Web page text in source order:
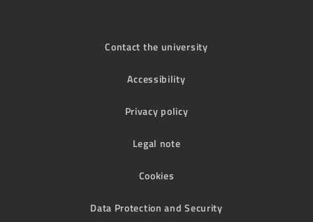
Contact the university
Accessibility
Privacy policy
Legal note
Cookies
Data Protection and Security